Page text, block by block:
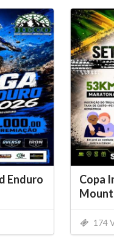
Enduro
Copa
174